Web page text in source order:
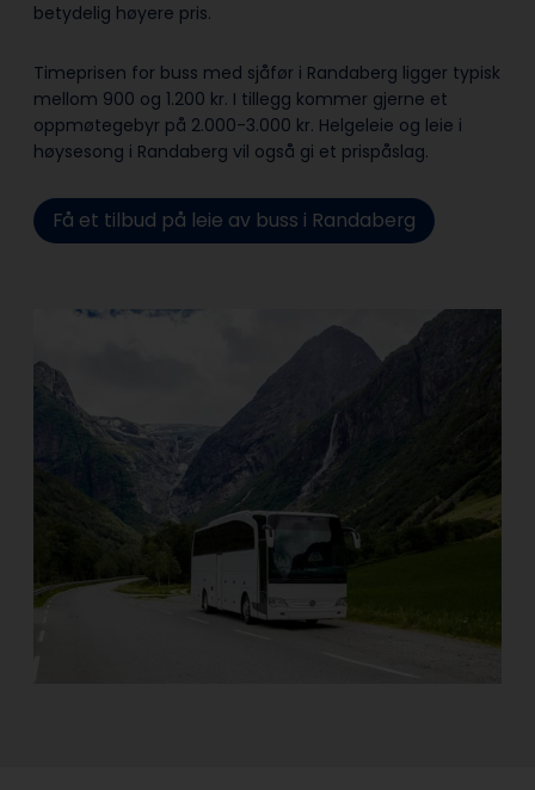
betydelig høyere pris.
Timeprisen for buss med sjåfør i Randaberg ligger typisk
mellom 900 og 1.200 kr. I tillegg kommer gjerne et
oppmøtegebyr på 2.000-3.000 kr. Helgeleie og leie i
høysesong i Randaberg vil også gi et prispåslag.
Få et tilbud på leie av buss i Randaberg